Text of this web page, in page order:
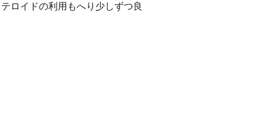
ロイドの利用もへり少しずつ良